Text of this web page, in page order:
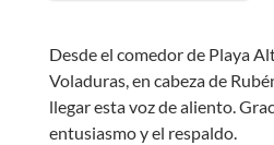
Desde el comedor de Playa
Voladuras, en cabeza de
llegar esta voz de aliento.
entusiasmo y el respaldo.